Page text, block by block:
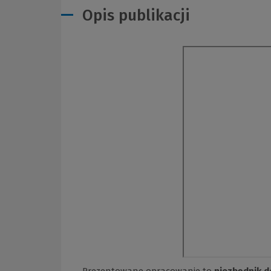
Opis publikacji